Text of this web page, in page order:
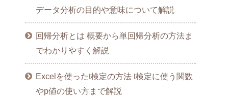
データ分析の目的や意味について解説
回帰分析とは 概要から単回帰分析の方法ま
でわかりやすく解説
Excelを使ったt検定の方法 t検定に使う関数
やp値の使い方まで解説